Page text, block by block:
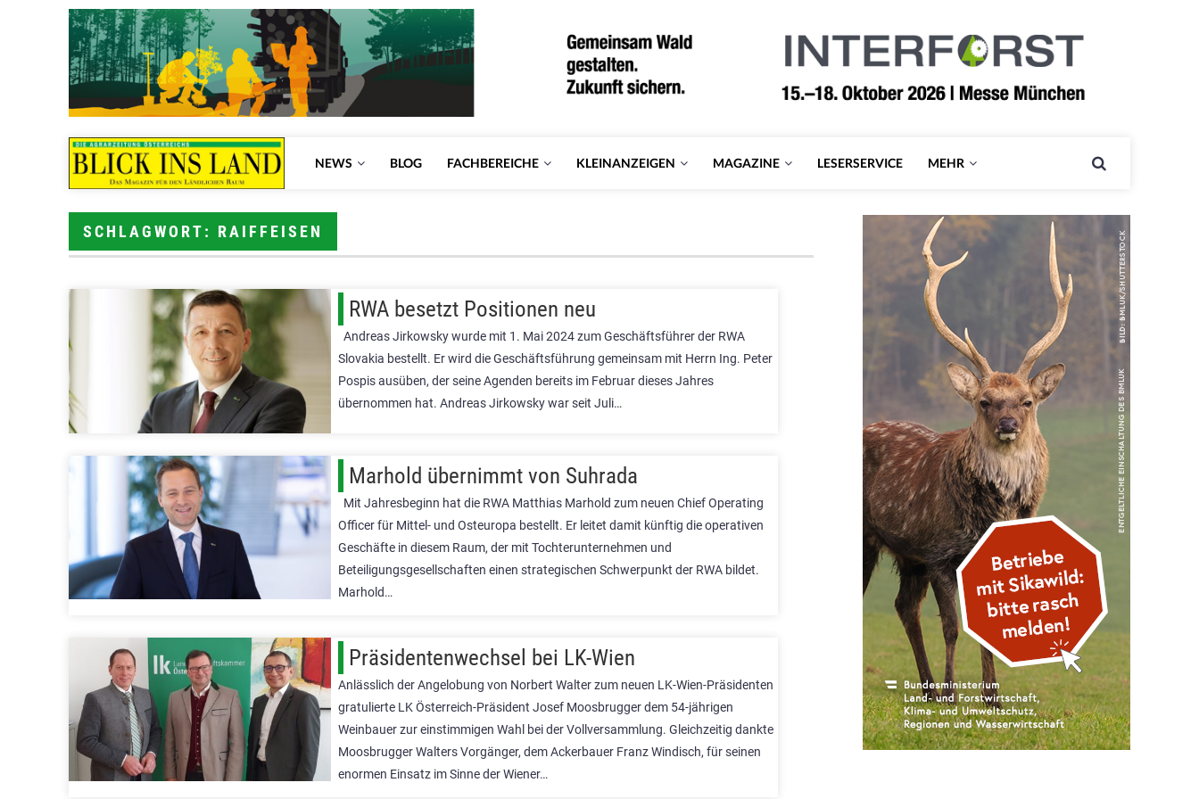
NEWS BLOG FACHBEREICHE KLEINANZEIGEN MAGAZINE LESERSERVICE MEHR
SCHLAGWORT: RAIFFEISEN
RWA besetzt Positionen neu
Andreas Jirkowsky wurde mit 1. Mai 2024 zum Geschäftsführer der RWA
Slovakia bestellt. Er wird die Geschäftsführung gemeinsam mit Herrn Ing. Peter
Pospis ausüben, der seine Agenden bereits im Februar dieses Jahres
übernommen hat. Andreas Jirkowsky war seit Juli…
Marhold übernimmt von Suhrada
Mit Jahresbeginn hat die RWA Matthias Marhold zum neuen Chief Operating
Officer für Mittel- und Osteuropa bestellt. Er leitet damit künftig die operativen
Geschäfte in diesem Raum, der mit Tochterunternehmen und
Beteiligungsgesellschaften einen strategischen Schwerpunkt der RWA bildet.
Marhold…
Präsidentenwechsel bei LK-Wien
Anlässlich der Angelobung von Norbert Walter zum neuen LK-Wien-Präsidenten
gratulierte LK Österreich-Präsident Josef Moosbrugger dem 54-jährigen
Weinbauer zur einstimmigen Wahl bei der Vollversammlung. Gleichzeitig dankte
Moosbrugger Walters Vorgänger, dem Ackerbauer Franz Windisch, für seinen
enormen Einsatz im Sinne der Wiener…